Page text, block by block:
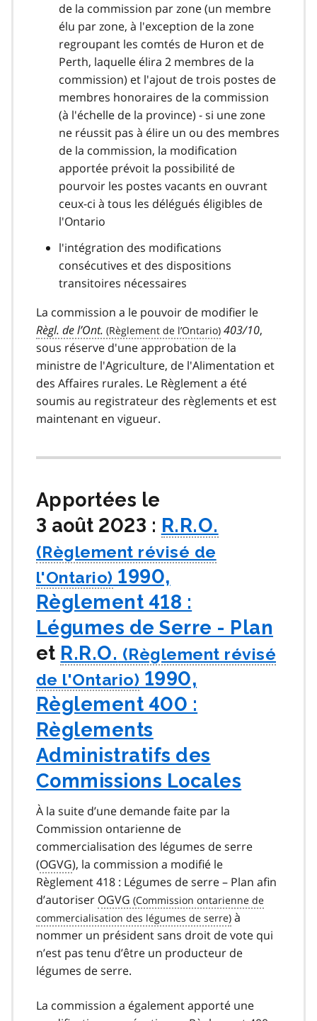
de la commission par zone (un membre
élu par zone, à l'exception de la zone
regroupant les comtés de Huron et de
Perth, laquelle élira 2 membres de la
commission) et l'ajout de trois postes de
membres honoraires de la commission
(à l'échelle de la province) - si une zone
ne réussit pas à élire un ou des membres
de la commission, la modification
apportée prévoit la possibilité de
pourvoir les postes vacants en ouvrant
ceux-ci à tous les délégués éligibles de
l'Ontario
l'intégration des modifications
consécutives et des dispositions
transitoires nécessaires
La commission a le pouvoir de modifier le
Règl. de l’Ont.
403/10,
sous réserve d'une approbation de la
ministre de l'Agriculture, de l'Alimentation et
des Affaires rurales. Le Règlement a été
soumis au registrateur des règlements et est
maintenant en vigueur.
Apportées le
3 août 2023 : R.R.O.
1990,
Règlement 418 :
Légumes de Serre - Plan
et R.R.O.
1990,
Règlement 400 :
Règlements
Administratifs des
Commissions Locales
À la suite d’une demande faite par la
Commission ontarienne de
commercialisation des légumes de serre
(OGVG), la commission a modifié le
Règlement 418 : Légumes de serre – Plan afin
d’autoriser OGVG
à
nommer un président sans droit de vote qui
n’est pas tenu d’être un producteur de
légumes de serre.
La commission a également apporté une